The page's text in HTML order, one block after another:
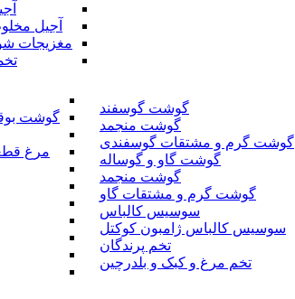
آجیل
مغزیجات
گوشت گوسفند
گوشت منجمد
گوشت گرم و مشتقات گوسفندی
گوشت گاو و گوساله
گوشت منجمد
گوشت گرم و مشتقات گاو
سوسیس کالباس
سوسیس کالباس ژامبون کوکتل
تخم پرندگان
تخم مرغ و کبک و بلدرچین
گوشت
مرغ